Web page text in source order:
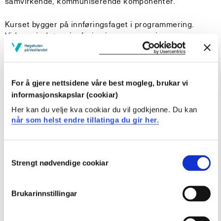
For å gjere nettsidene våre best mogleg, brukar vi
informasjonskapslar (cookiar)
Her kan du velje kva cookiar du vil godkjenne. Du kan
når som helst endre tillatinga du gir her.
Selection
Strengt nødvendige cookiar
Brukarinnstillingar
Kurset bygger på innføringsfaget i programmering.
Videre gir det en innføring i programmering av
mobile/trådløse enheter.
Tråd-programmering, synkronisering av tråder
Bruk av TCP og UDP API-er
Klient- og serverprogrammering
Modellering med UML
Programmering av mobile enheter med Android
Læringsutbytte